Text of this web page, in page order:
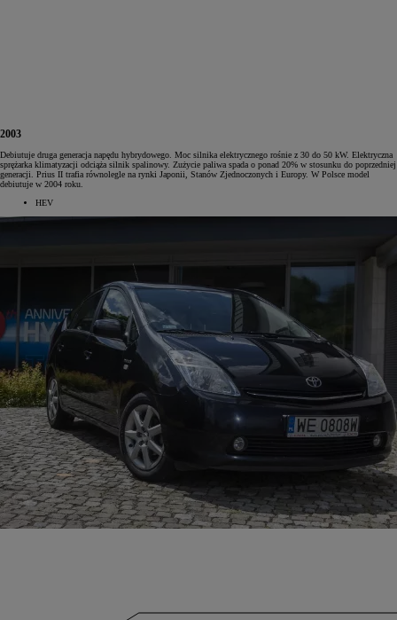
2003
Debiutuje druga generacja napędu hybrydowego. Moc silnika elektrycznego rośnie z 30 do 50 kW. Elektryczna
sprężarka klimatyzacji odciąża silnik spalinowy. Zużycie paliwa spada o ponad 20% w stosunku do poprzedniej
generacji. Prius II trafia równolegle na rynki Japonii, Stanów Zjednoczonych i Europy. W Polsce model
debiutuje w 2004 roku.
HEV